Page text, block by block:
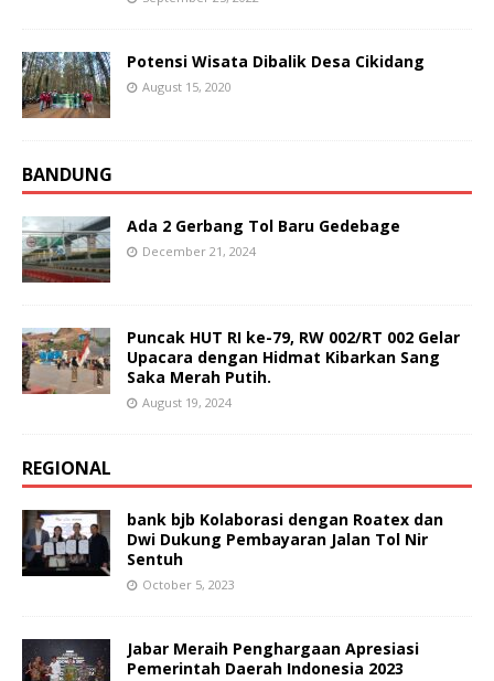
Potensi Wisata Dibalik Desa Cikidang
August 15, 2020
BANDUNG
Ada 2 Gerbang Tol Baru Gedebage
December 21, 2024
Puncak HUT RI ke-79, RW 002/RT 002 Gelar
Upacara dengan Hidmat Kibarkan Sang
Saka Merah Putih.
August 19, 2024
REGIONAL
bank bjb Kolaborasi dengan Roatex dan
Dwi Dukung Pembayaran Jalan Tol Nir
Sentuh
October 5, 2023
Jabar Meraih Penghargaan Apresiasi
Pemerintah Daerah Indonesia 2023